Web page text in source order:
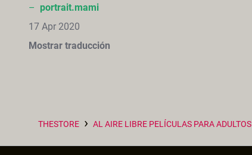
– portrait.mami
17 Apr 2020
Mostrar traducción
THESTORE › AL AIRE LIBRE PELÍCULAS PARA ADULTOS